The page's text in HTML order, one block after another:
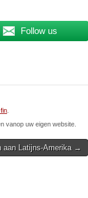
Follow us
vanop uw eigen website.
aan Latijns-Amerika →